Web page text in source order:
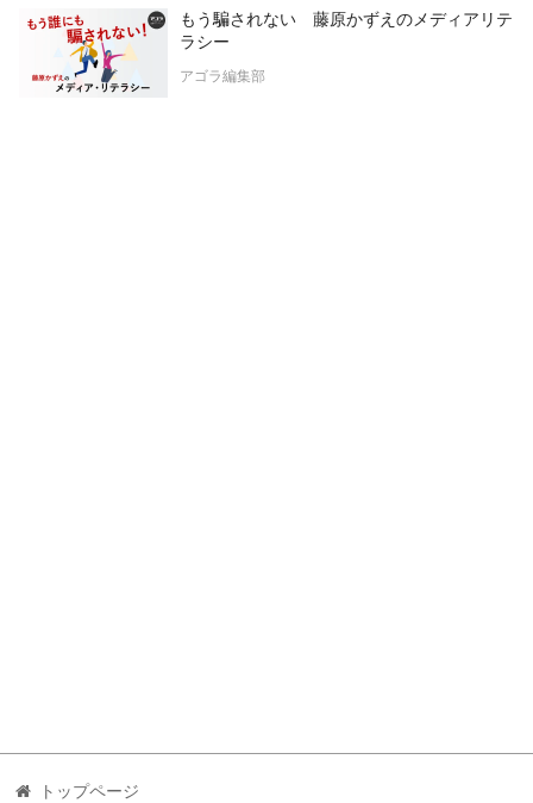
もう騙されない 藤原かずえのメディアリテ
ラシー
アゴラ編集部
トップページ